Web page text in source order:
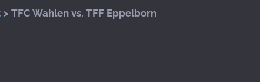
> TFC Wahlen vs. TFF Eppelborn